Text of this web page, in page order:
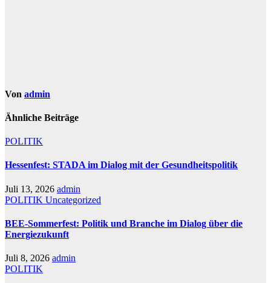
Von admin
Ähnliche Beiträge
POLITIK
Hessenfest: STADA im Dialog mit der Gesundheitspolitik
Juli 13, 2026 admin
POLITIK Uncategorized
BEE-Sommerfest: Politik und Branche im Dialog über die
Energiezukunft
Juli 8, 2026 admin
POLITIK